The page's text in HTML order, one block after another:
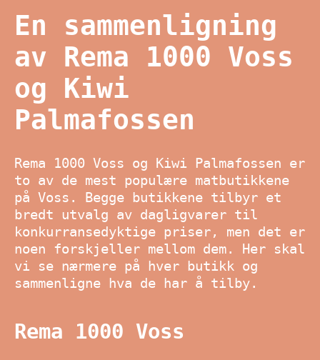
En sammenligning
av Rema 1000 Voss
og Kiwi
Palmafossen
Rema 1000 Voss og Kiwi Palmafossen er
to av de mest populære matbutikkene
på Voss. Begge butikkene tilbyr et
bredt utvalg av dagligvarer til
konkurransedyktige priser, men det er
noen forskjeller mellom dem. Her skal
vi se nærmere på hver butikk og
sammenligne hva de har å tilby.
Rema 1000 Voss